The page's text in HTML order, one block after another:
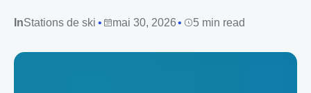
InStations de ski mai 30, 2026 5 min read